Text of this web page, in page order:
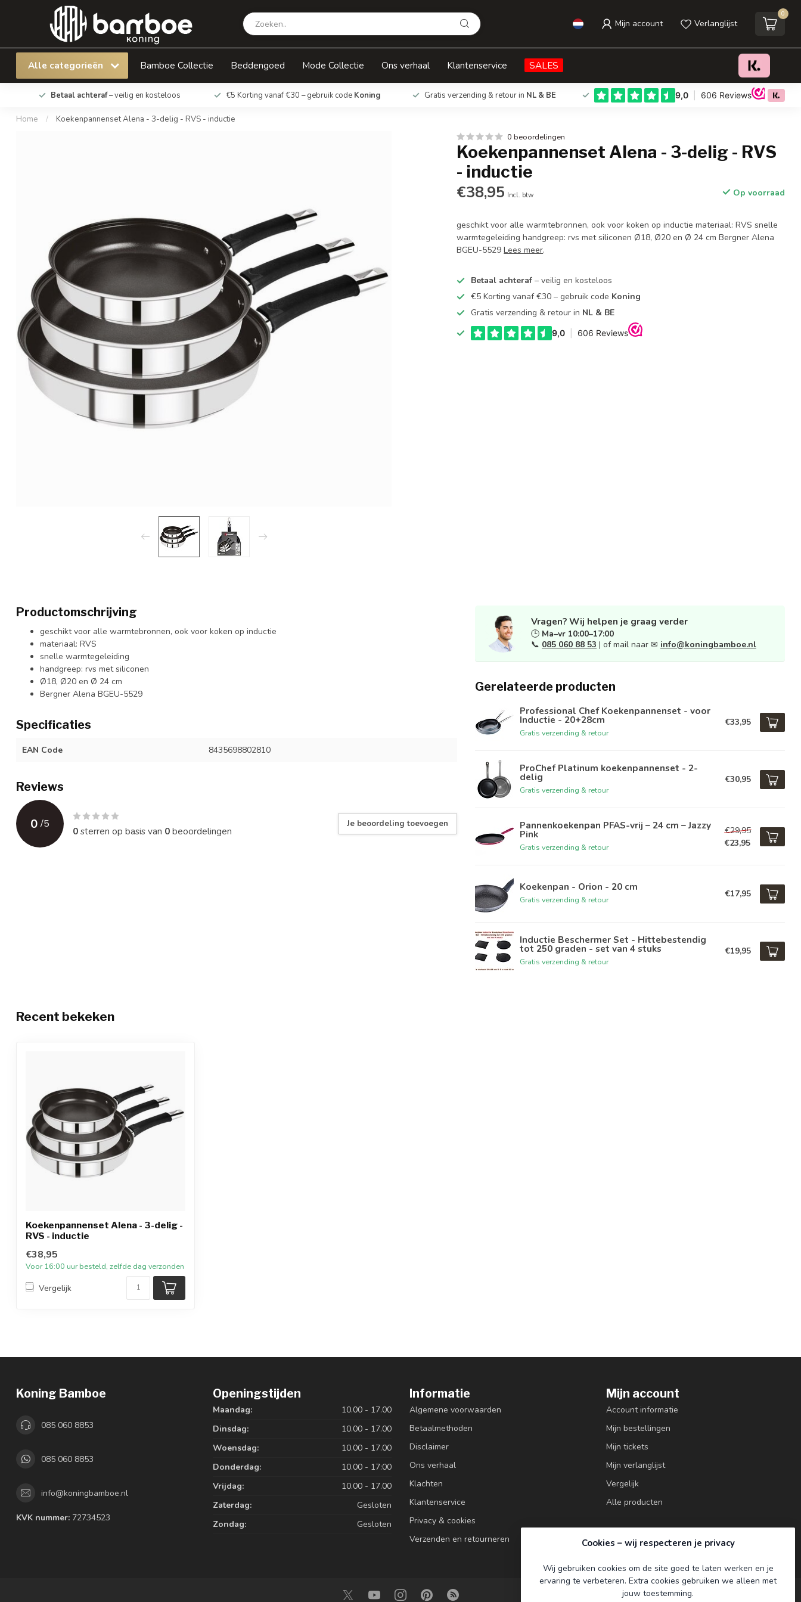
Mijn account Verlanglijst
0
Alle categorieën Bamboe Collectie Beddengoed Mode Collectie Ons verhaal Klantenservice SALES
Betaal achteraf– veilig en kosteloos €5 Korting vanaf €30 – gebruik code Koning Gratis verzending & retour in NL & BE
Home / Koekenpannenset Alena - 3-delig - RVS - inductie
Koekenpannenset Alena - 3-delig - RVS - inductie Toevoegen aan winkelwagen
0 beoordelingen
Koekenpannenset Alena - 3-delig - RVS
- inductie
€38,95 Incl. btw Op voorraad
geschikt voor alle warmtebronnen, ook voor koken op inductie materiaal: RVS snelle
warmtegeleiding handgreep: rvs met siliconen Ø18, Ø20 en Ø 24 cm Bergner Alena
BGEU-5529Lees meer.
Betaal achteraf – veilig en kosteloos
€5 Korting vanaf €30 – gebruik code Koning
Gratis verzending & retour in NL & BE
Productomschrijving
geschikt voor alle warmtebronnen, ook voor koken op inductie
materiaal: RVS
snelle warmtegeleiding
handgreep: rvs met siliconen
Ø18, Ø20 en Ø 24 cm
Bergner Alena BGEU-5529
Specificaties
EAN Code 8435698802810
Reviews
0 /5
0sterren op basis van 0beoordelingen
Je beoordeling toevoegen
Vragen? Wij helpen je graag verder
🕒 Ma–vr 10:00–17:00
📞 085 060 88 53 | of mail naar ✉ info@koningbamboe.nl
Gerelateerde producten
Professional Chef Koekenpannenset - voor
Inductie - 20+28cm
Gratis verzending & retour
€33,95
ProChef Platinum koekenpannenset - 2-
delig
Gratis verzending & retour
€30,95
Pannenkoekenpan PFAS-vrij – 24 cm – Jazzy
Pink
Gratis verzending & retour
€29,95
€23,95
Koekenpan - Orion - 20 cm
Gratis verzending & retour
€17,95
Inductie Beschermer Set - Hittebestendig
tot 250 graden - set van 4 stuks
Gratis verzending & retour
€19,95
Recent bekeken
Koekenpannenset Alena - 3-delig -
RVS - inductie
€38,95
Voor 16:00 uur besteld, zelfde dag verzonden
Vergelijk
Koning Bamboe
085 060 8853
085 060 8853
info@koningbamboe.nl
KVK nummer: 72734523
Openingstijden
Maandag:
10.00 - 17.00
Dinsdag:
10.00 - 17.00
Woensdag:
10.00 - 17.00
Donderdag:
10.00 - 17:00
Vrijdag:
10.00 - 17.00
Zaterdag:
Gesloten
Zondag:
Gesloten
Informatie
Algemene voorwaarden
Betaalmethoden
Disclaimer
Ons verhaal
Klachten
Klantenservice
Privacy & cookies
Verzenden en retourneren
Mijn account
Account informatie
Mijn bestellingen
Mijn tickets
Mijn verlanglijst
Vergelijk
Alle producten
Cookies – wij respecteren je privacy
Wij gebruiken cookies om de site goed te laten werken en je
ervaring te verbeteren. Extra cookies gebruiken we alleen met
jouw toestemming.